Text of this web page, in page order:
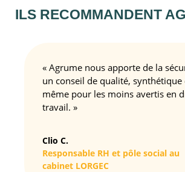
ILS RECOMMANDENT
« Agrume nous apporte de la
un conseil de qualité, synthétique
même pour les moins avertis en
travail. »
Clio C.
Responsable RH et pôle social au
cabinet LORGEC